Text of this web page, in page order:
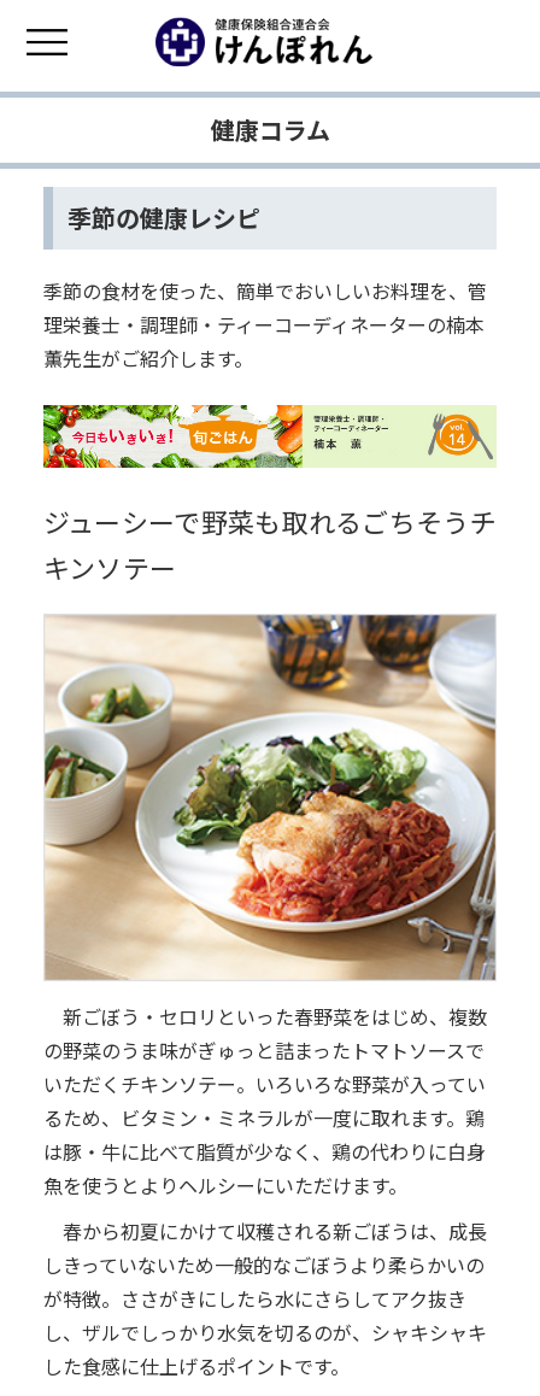
健康コラム
季節の健康レシピ
季節の食材を使った、簡単でおいしいお料理を、管
理栄養士・調理師・ティーコーディネーターの楠本
薫先生がご紹介します。
ジューシーで野菜も取れるごちそうチ
キンソテー
新ごぼう・セロリといった春野菜をはじめ、複数
の野菜のうま味がぎゅっと詰まったトマトソースで
いただくチキンソテー。いろいろな野菜が入ってい
るため、ビタミン・ミネラルが一度に取れます。鶏
は豚・牛に比べて脂質が少なく、鶏の代わりに白身
魚を使うとよりヘルシーにいただけます。
春から初夏にかけて収穫される新ごぼうは、成長
しきっていないため一般的なごぼうより柔らかいの
が特徴。ささがきにしたら水にさらしてアク抜き
し、ザルでしっかり水気を切るのが、シャキシャキ
した食感に仕上げるポイントです。